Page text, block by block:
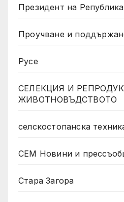
Президент на
Проучване и
Русе
СЕЛЕКЦИЯ И
ЖИВОТНОВЪДСТВОТО
селскостопанска
СЕМ Новини и
Стара Загора